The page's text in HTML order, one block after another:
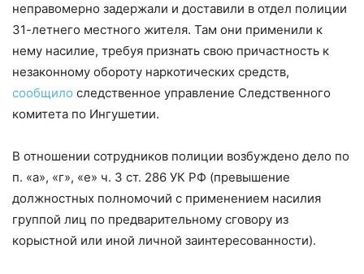
неправомерно задержали и доставили в отдел полиции
31-летнего местного жителя. Там они применили к
нему насилие, требуя признать свою причастность к
незаконному обороту наркотических средств,
сообщило следственное управление Следственного
комитета по Ингушетии.
В отношении сотрудников полиции возбуждено дело по
п. «а», «г», «е» ч. 3 ст. 286 УК РФ (превышение
должностных полномочий с применением насилия
группой лиц по предварительному сговору из
корыстной или иной личной заинтересованности).